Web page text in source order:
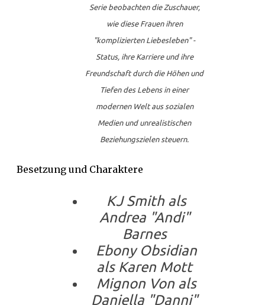
Serie beobachten die Zuschauer,
wie diese Frauen ihren
"komplizierten Liebesleben" -
Status, ihre Karriere und ihre
Freundschaft durch die Höhen und
Tiefen des Lebens in einer
modernen Welt aus sozialen
Medien und unrealistischen
Beziehungszielen steuern.
Besetzung und Charaktere
KJ Smith als
Andrea "Andi"
Barnes
Ebony Obsidian
als Karen Mott
Mignon Von als
Daniella "Danni"